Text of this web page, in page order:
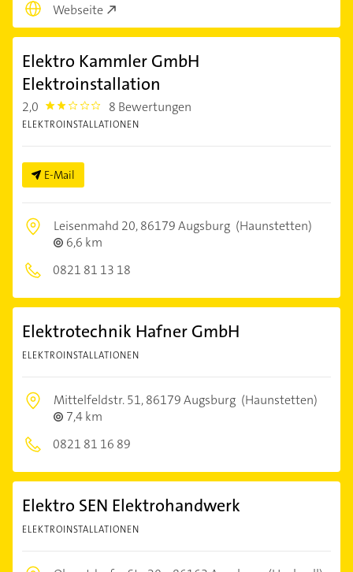
Webseite
Elektro Kammler GmbH
Elektroinstallation
2,0 2.0 8 Bewertungen
ELEKTROINSTALLATIONEN
E-Mail
Leisenmahd 20,86179 Augsburg (Haunstetten)
6,6 km
0821 81 13 18
Elektrotechnik Hafner GmbH
ELEKTROINSTALLATIONEN
Mittelfeldstr. 51,86179 Augsburg (Haunstetten)
7,4 km
0821 81 16 89
Elektro SEN Elektrohandwerk
ELEKTROINSTALLATIONEN